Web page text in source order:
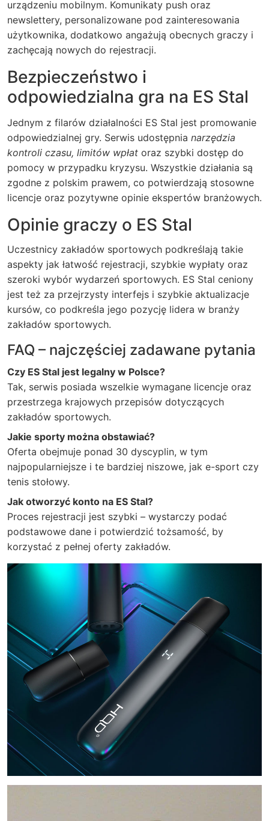
urządzeniu mobilnym. Komunikaty push oraz
newslettery, personalizowane pod zainteresowania
użytkownika, dodatkowo angażują obecnych graczy i
zachęcają nowych do rejestracji.
Bezpieczeństwo i
odpowiedzialna gra na ES Stal
Jednym z filarów działalności ES Stal jest promowanie
odpowiedzialnej gry. Serwis udostępnia narzędzia
kontroli czasu, limitów wpłat oraz szybki dostęp do
pomocy w przypadku kryzysu. Wszystkie działania są
zgodne z polskim prawem, co potwierdzają stosowne
licencje oraz pozytywne opinie ekspertów branżowych.
Opinie graczy o ES Stal
Uczestnicy zakładów sportowych podkreślają takie
aspekty jak łatwość rejestracji, szybkie wypłaty oraz
szeroki wybór wydarzeń sportowych. ES Stal ceniony
jest też za przejrzysty interfejs i szybkie aktualizacje
kursów, co podkreśla jego pozycję lidera w branży
zakładów sportowych.
FAQ – najczęściej zadawane pytania
Czy ES Stal jest legalny w Polsce?
Tak, serwis posiada wszelkie wymagane licencje oraz
przestrzega krajowych przepisów dotyczących
zakładów sportowych.
Jakie sporty można obstawiać?
Oferta obejmuje ponad 30 dyscyplin, w tym
najpopularniejsze i te bardziej niszowe, jak e-sport czy
tenis stołowy.
Jak otworzyć konto na ES Stal?
Proces rejestracji jest szybki – wystarczy podać
podstawowe dane i potwierdzić tożsamość, by
korzystać z pełnej oferty zakładów.